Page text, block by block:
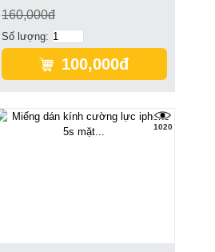
160,000đ
Số lượng:
100,000đ
1020